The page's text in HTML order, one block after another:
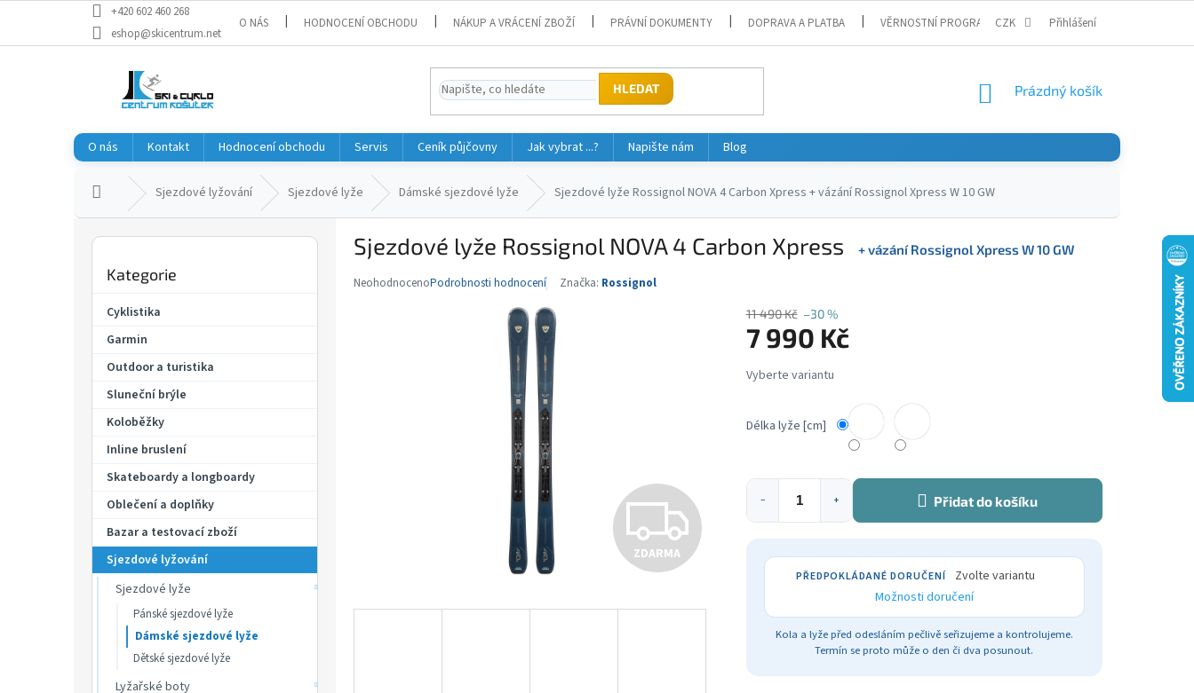
obsah
+420 602 460 268
eshop@skicentrum.net
O NÁS HODNOCENÍ OBCHODU NÁKUP A VRÁCENÍ ZBOŽÍ PRÁVNÍ DOKUMENTY DOPRAVA A PLATBA VĚRNOSTNÍ PROGRAM CZK Přihlášení
HLEDAT
NÁKUPNÍ
Prázdný košík
O nás Kontakt Hodnocení obchodu Servis Ceník půjčovny Jak vybrat ...? Napište nám Blog
Domů Sjezdové lyžování Sjezdové lyže Dámské sjezdové lyže Sjezdové lyže Rossignol NOVA 4 Carbon Xpress + vázání Rossignol Xpress W 10 GW
kategorie
Kategorie
Cyklistika
Garmin
Outdoor a turistika
Sluneční brýle
Koloběžky
Inline bruslení
Skateboardy a longboardy
Oblečení a doplňky
Bazar a testovací zboží
Sjezdové lyžování
Sjezdové lyže
Pánské sjezdové lyže
Dámské sjezdové lyže
Dětské sjezdové lyže
Lyžařské boty
Sjezdové lyže Rossignol NOVA 4 Carbon Xpress + vázání Rossignol Xpress W 10 GW
Průměrné
NeohodnocenoPodrobnosti hodnocení Značka: Rossignol
Z
D
ZDARMA
11 490 Kč –30 %
7 990 Kč
Měrná
cena:
Délka lyže [cm]
+
− Přidat do košíku
Zvolte variantu
Možnosti doručení
Kola a lyže před odesláním pečlivě seřizujeme a kontrolujeme.
Termín se proto může o den či dva posunout.